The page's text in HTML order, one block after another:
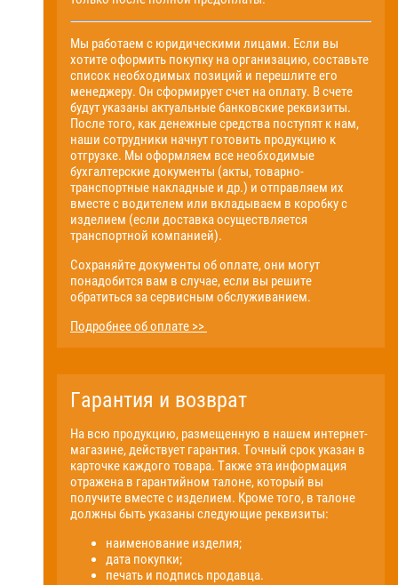
Мы работаем с юридическими лицами. Если вы
хотите оформить покупку на организацию, составьте
список необходимых позиций и перешлите его
менеджеру. Он сформирует счет на оплату. В счете
будут указаны актуальные банковские реквизиты.
После того, как денежные средства поступят к нам,
наши сотрудники начнут готовить продукцию к
отгрузке. Мы оформляем все необходимые
бухгалтерские документы (акты, товарно-
транспортные накладные и др.) и отправляем их
вместе с водителем или вкладываем в коробку с
изделием (если доставка осуществляется
транспортной компанией).
Сохраняйте документы об оплате, они могут
понадобится вам в случае, если вы решите
обратиться за сервисным обслуживанием.
Подробнее об оплате >>
Гарантия и возврат
На всю продукцию, размещенную в нашем интернет-
магазине, действует гарантия. Точный срок указан в
карточке каждого товара. Также эта информация
отражена в гарантийном талоне, который вы
получите вместе с изделием. Кроме того, в талоне
должны быть указаны следующие реквизиты:
наименование изделия;
дата покупки;
печать и подпись продавца.